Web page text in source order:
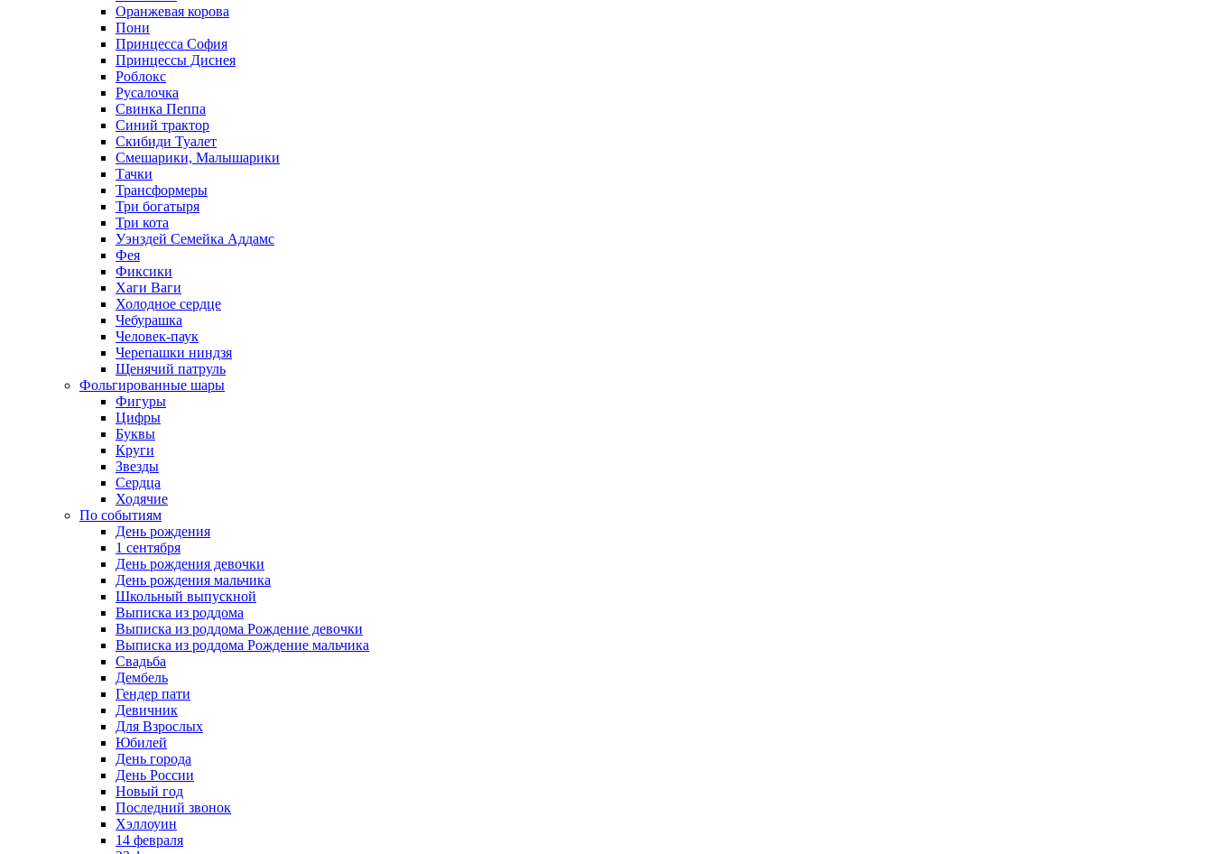
Оранжевая корова
Пони
Принцесса София
Принцессы Диснея
Роблокс
Русалочка
Свинка Пеппа
Синий трактор
Скибиди Туалет
Смешарики, Малышарики
Тачки
Трансформеры
Три богатыря
Три кота
Уэнздей Семейка Аддамс
Фея
Фиксики
Хаги Ваги
Холодное сердце
Чебурашка
Человек-паук
Черепашки ниндзя
Щенячий патруль
Фольгированные шары
Фигуры
Цифры
Буквы
Круги
Звезды
Сердца
Ходячие
По событиям
День рождения
1 сентября
День рождения девочки
День рождения мальчика
Школьный выпускной
Выписка из роддома
Выписка из роддома Рождение девочки
Выписка из роддома Рождение мальчика
Свадьба
Дембель
Гендер пати
Девичник
Для Взрослых
Юбилей
День города
День России
Новый год
Последний звонок
Хэллоуин
14 февраля